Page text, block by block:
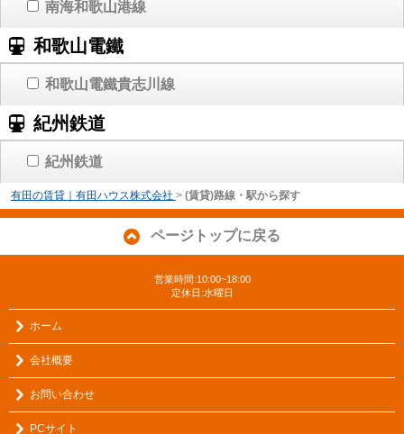
南海和歌山港線
和歌山電鐵
和歌山電鐵貴志川線
紀州鉄道
紀州鉄道
有田の賃貸｜有田ハウス株式会社 > (賃貸)路線・駅から探す
ページトップに戻る
営業時間:10:00~18:00
定休日:水曜日
ホーム
会社概要
お問い合わせ
PCサイト